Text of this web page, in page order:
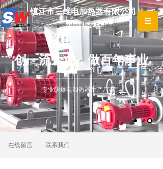
镇江市三维电加热器有限公司
镇江市三维电加热器
Zhenjiang City Sanwei electric heater Co., Ltd.
Moumou Lighting Co., Ltd
专业防爆电加热器生产厂家。
创一流企业，做百年事业
在线留言 联系我们